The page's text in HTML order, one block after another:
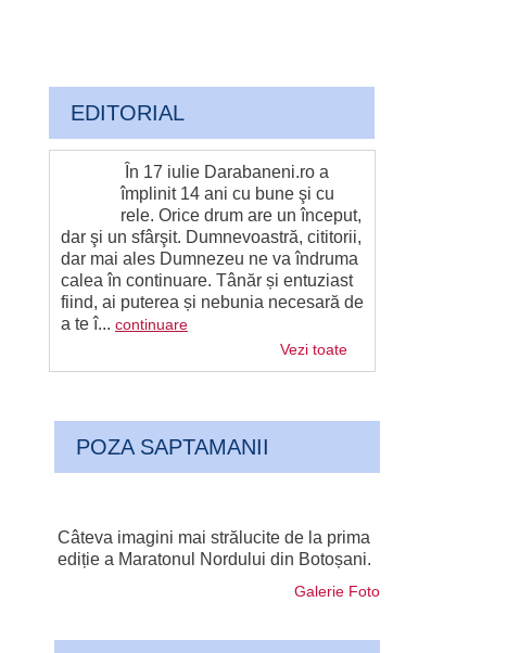
EDITORIAL
În 17 iulie Darabaneni.ro a
împlinit 14 ani cu bune şi cu
rele. Orice drum are un început,
dar şi un sfârşit. Dumnevoastră, cititorii,
dar mai ales Dumnezeu ne va îndruma
calea în continuare. Tânăr și entuziast
fiind, ai puterea și nebunia necesară de
a te î... continuare
Vezi toate
POZA SAPTAMANII
Câteva imagini mai strălucite de la prima
ediție a Maratonul Nordului din Botoșani.
Galerie Foto